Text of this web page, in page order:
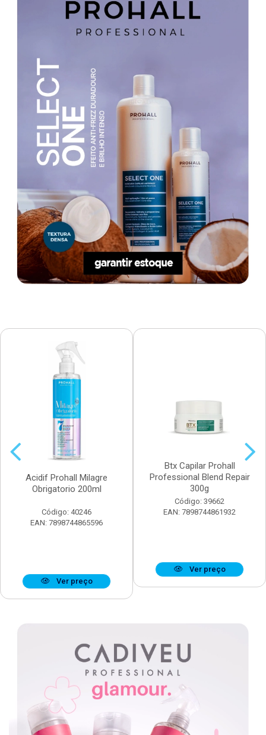
Acidif Prohall Milagre
Obrigatorio 200ml
Código: 40246
EAN: 7898744865596
Ver preço
Btx Capilar Prohall
Professional Blend Repair
300g
Código: 39662
EAN: 7898744861932
Ver preço